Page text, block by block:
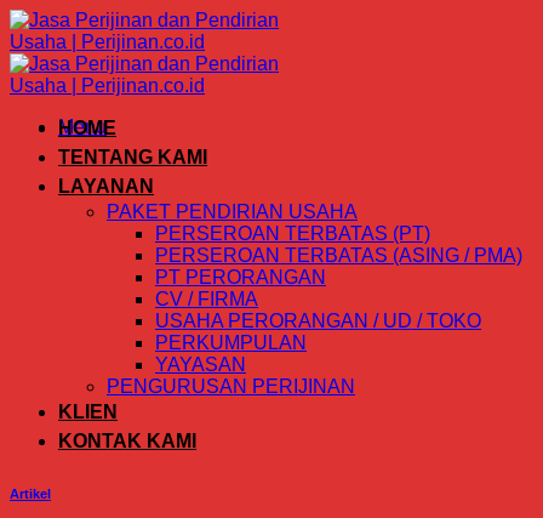
Skip
to
content
Menu
HOME
TENTANG KAMI
LAYANAN
PAKET PENDIRIAN USAHA
PERSEROAN TERBATAS (PT)
PERSEROAN TERBATAS (ASING / PMA)
PT PERORANGAN
CV / FIRMA
USAHA PERORANGAN / UD / TOKO
PERKUMPULAN
YAYASAN
PENGURUSAN PERIJINAN
KLIEN
KONTAK KAMI
Artikel